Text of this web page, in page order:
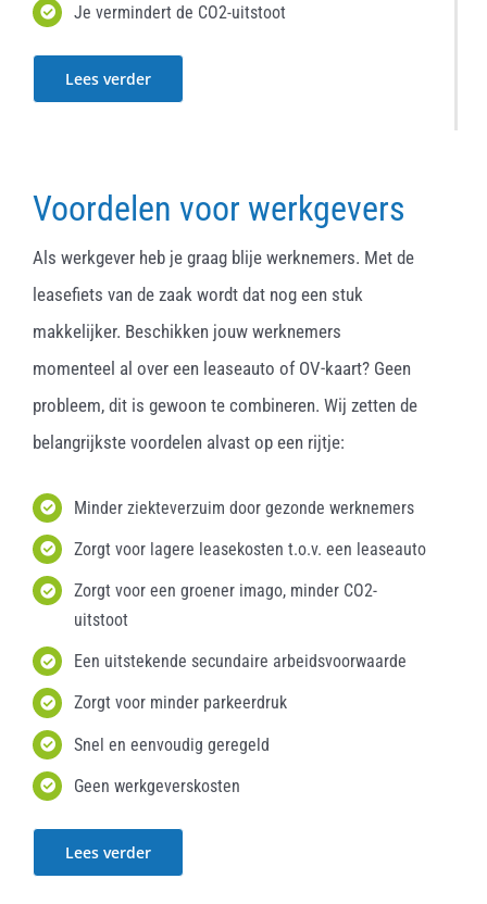
Je vermindert de CO2-uitstoot
Lees verder
Voordelen voor werkgevers
Als werkgever heb je graag blije werknemers. Met de
leasefiets van de zaak wordt dat nog een stuk
makkelijker. Beschikken jouw werknemers
momenteel al over een leaseauto of OV-kaart? Geen
probleem, dit is gewoon te combineren. Wij zetten de
belangrijkste voordelen alvast op een rijtje:
Minder ziekteverzuim door gezonde werknemers
Zorgt voor lagere leasekosten t.o.v. een leaseauto
Zorgt voor een groener imago, minder CO2-
uitstoot
Een uitstekende secundaire arbeidsvoorwaarde
Zorgt voor minder parkeerdruk
Snel en eenvoudig geregeld
Geen werkgeverskosten
Lees verder